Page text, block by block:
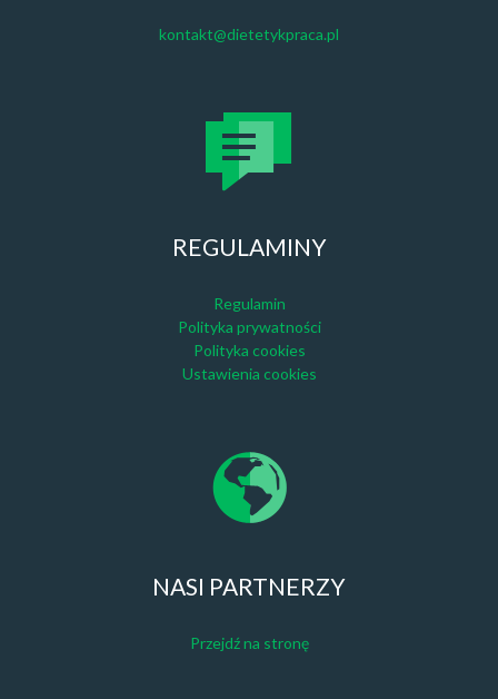
kontakt@dietetykpraca.pl
REGULAMINY
Regulamin
Polityka prywatności
Polityka cookies
Ustawienia cookies
NASI PARTNERZY
Przejdź na stronę